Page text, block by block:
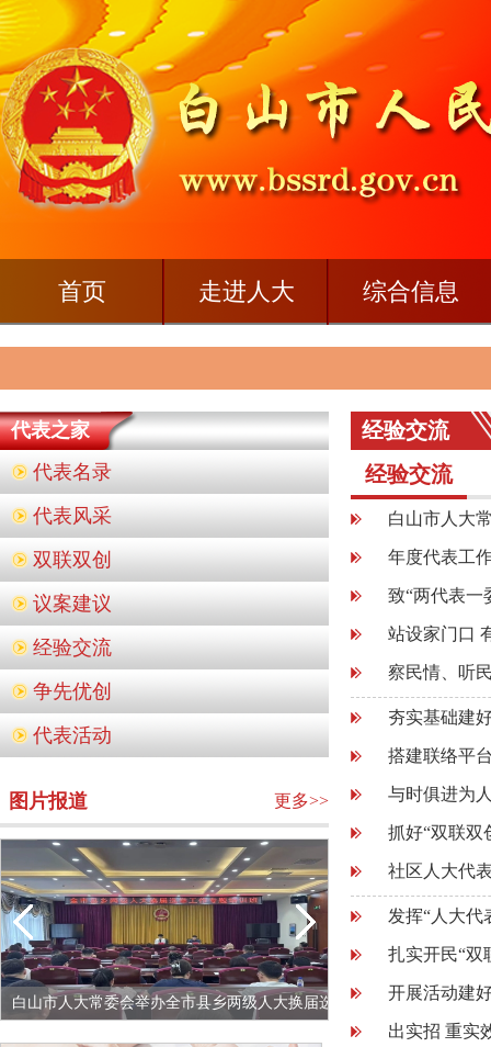
首页 走进人大 综合信息
代表之家
代表名录
代表风采
双联双创
议案建议
经验交流
争先优创
代表活动
图片报道 更多>>
白山市人大常委会举办全市县乡两级人大换届选
市九届人大常委会举
经验交流
经验交流
白山市人大
年度代表工
致“两代表一
站设家门口
察民情、听
夯实基础建
搭建联络平
与时俱进为
抓好“双联双
社区人大代
发挥“人大代
扎实开民“双
开展活动建
出实招 重实